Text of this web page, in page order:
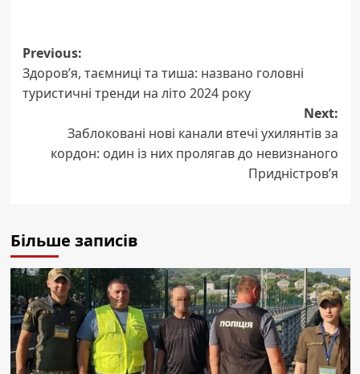
Post
navigation
Previous:
Здоров’я, таємниці та тиша: названо головні
туристичні тренди на літо 2024 року
Next:
Заблоковані нові канали втечі ухилянтів за
кордон: один із них пролягав до невизнаного
Придністров’я
Більше записів